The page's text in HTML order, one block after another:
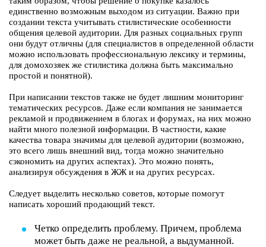
единственно возможным выходом из ситуации. Важно при
создании текста учитывать стилистические особенности
общения целевой аудитории. Для разных социальных групп
они будут отличны (для специалистов в определенной области
можно использовать профессиональную лексику и термины,
для домохозяек же стилистика должна быть максимально
простой и понятной).
При написании текстов также не будет лишним мониторинг
тематических ресурсов. Даже если компания не занимается
рекламой и продвижением в блогах и форумах, на них можно
найти много полезной информации. В частности, какие
качества товара значимы для целевой аудитории (возможно,
это всего лишь внешний вид, тогда можно значительно
сэкономить на других аспектах). Это можно понять,
анализируя обсуждения в ЖЖ и на других ресурсах.
Следует выделить несколько советов, которые помогут
написать хороший продающий текст.
Четко определить проблему. Причем, проблема
может быть даже не реальной, а выдуманной.